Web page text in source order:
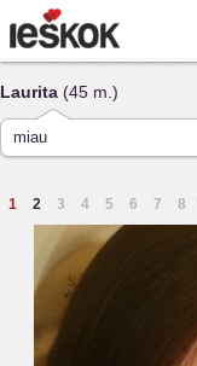
Laurita (45 m.)
miau
1 2 3 4 5 6 7 8